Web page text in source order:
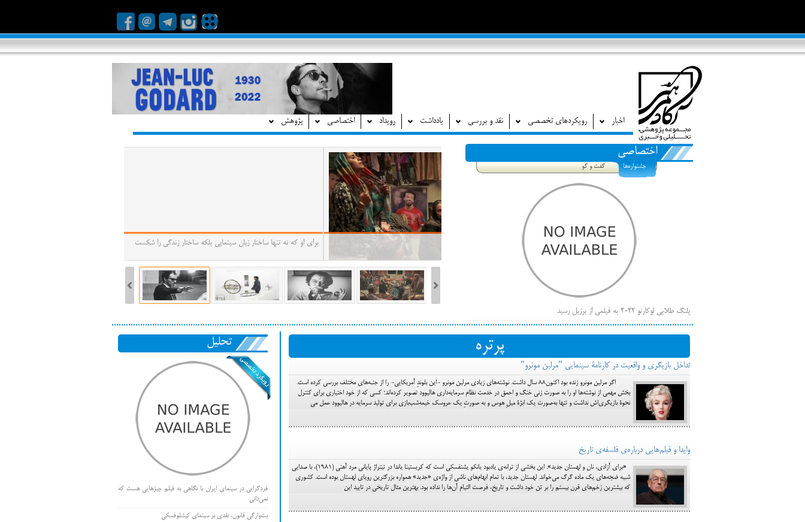
اخبار رویکردهای تخصصی نقد و بررسی یادداشت رویداد اختصاصی پژوهش
اختصاصی
جشنواره‌ها گفت و گو
پلنگ طلایی لوکارنو ۲۰۲۲ به فیلمی از برزیل رسید
فهرست فیلم‌های بخش مسابقه جشنواره فیلم ونیز ۲۰۲۲ مشخص شد، سهم پررنگ
ایرانی‌ها
بیرون راندن فیلم‌های منتسب به حامیان کرملین از جشنواره کن، راه برای مستقل‌ها
باز است
برای او که نه تنها ساختار زبان سینمایی بلکه ساختار زندگی را شکست
پرتره
تداخل بازیگری و واقعیت در کارنامة سینمایی "مرلین مونرو"
اگر مرلین مونرو زنده بود اکنون88 سال داشت. نوشته‌های زیادی مرلین مونرو -این بلوندِ آمریکایی- را از جنبه‌های مختلف بررسی کرده است.
بخش مهمی از نوشته‌ها او را به صورت زنی خنگ و احمق در خدمت نظام سرمایه‌داری هالیوود تصویر کرده‌اند؛ کسی که از خود اختیاری برای کنترل
نحو‌‌ة بازیگری‌اش نداشت و تنها به‌صورت یک ابژة میلِ هوس و به صورتِ یک عروسک خیمه‌شب‌بازی برای تولید سرمایه در هالیوود عمل می
وایدا و فیلم‌هایی درباره‌ی فلسفه‌ی تاریخ
«برای آزادی، نان و لهستان جدید». این بخشی از ترانه‌ی یادبود یانکو یشنفسکی است که کریستینا یاندا در تیتراژ پایانی مرد آهنی (1981)، با صدایی
شبیه ضجه‌های یک ماده ‌گرگ می‌خواند. لهستان جدید، با تمام ابهام‌های ناشی از واژه‌ی «جدید» همواره بزرگترین رویای لهستان بوده است. کشوری
که بیشترین زخم‌های قرن بیستم را بر تن خود داشت و تاریخ، فرصت التیام آن‌ها را نداده بود. بهترین مثال ‌تاریخی در تایید این
تحلیل
فردگرایی در سینمای ایران با نگاهی به فیلم چیزهایی هست که
نمی‌دانی
بت‌وارگی قانون، نقدی بر سینمای کیشلوفسکی